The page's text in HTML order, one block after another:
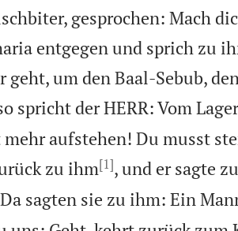
gesprochen: Mach
entgegen und sprich zu
um den Baal-Sebub,
spricht der HERR: Vom
aufstehen! Du musst
zu ihm[1], und er sagte
Da sagten sie zu ihm: Ein